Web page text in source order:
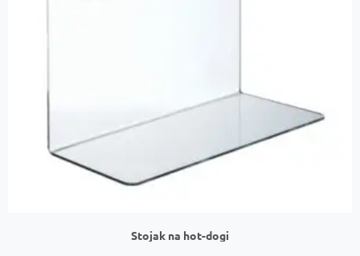
Stojak na hot-dogi